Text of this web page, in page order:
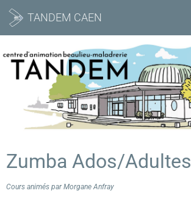
TANDEM CAEN
Zumba Ados/Adultes
Cours animés par Morgane Anfray